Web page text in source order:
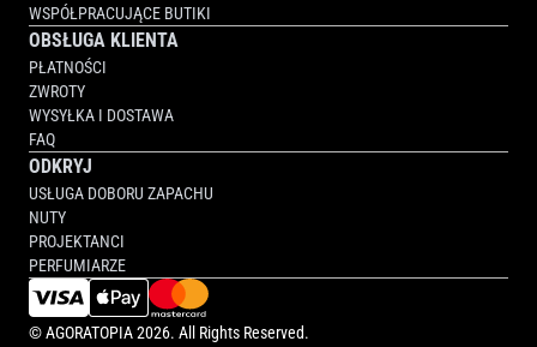
WSPÓŁPRACUJĄCE BUTIKI
OBSŁUGA KLIENTA
PŁATNOŚCI
ZWROTY
WYSYŁKA I DOSTAWA
FAQ
ODKRYJ
USŁUGA DOBORU ZAPACHU
NUTY
PROJEKTANCI
PERFUMIARZE
©AGORATOPIA2026. All Rights Reserved.